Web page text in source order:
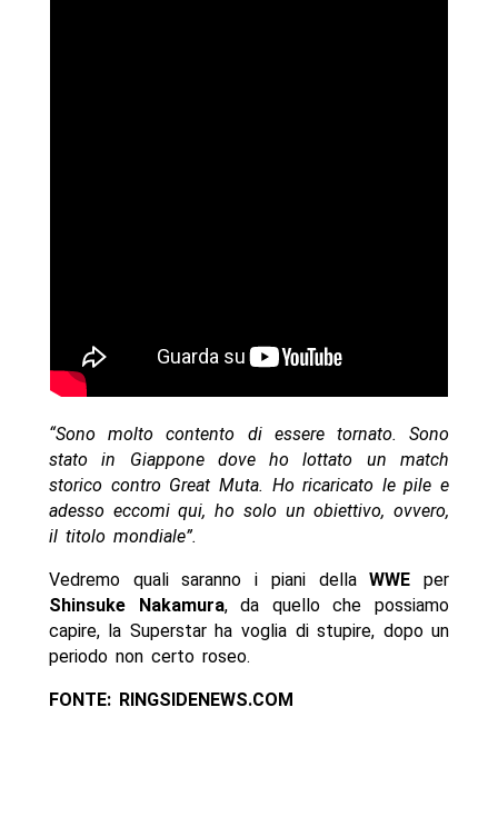
“Sono molto contento di essere tornato. Sono
stato in Giappone dove ho lottato un match
storico contro Great Muta. Ho ricaricato le pile e
adesso eccomi qui, ho solo un obiettivo, ovvero,
il titolo mondiale”.
Vedremo quali saranno i piani dellaWWE per
Shinsuke Nakamura, da quello che possiamo
capire, la Superstar ha voglia di stupire, dopo un
periodo non certo roseo.
FONTE: RINGSIDENEWS.COM